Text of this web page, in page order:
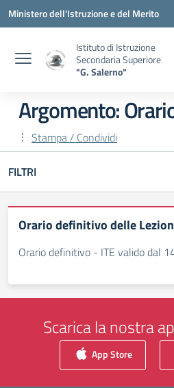
Vai ai contenuti
Vai al menu di navigazione
Vai al footer
Ministero dell'Istruzione e del Merito
Istituto di Istruzione
Secondaria Superiore
"G. Salerno"
Argomento:
Stampa / Condividi
FILTRI
Orario definitivo delle
Orario definitivo - ITE valido dal
Scarica la nostra
App Store